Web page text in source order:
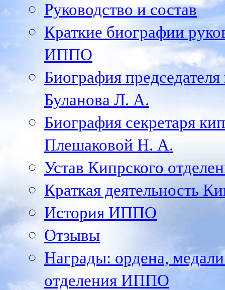
Руководство и состав
Краткие биографии
ИППО
Биография
Буланова Л. А.
Биография секретаря
Плешаковой Н. А.
Устав Кипрского
Краткая деятельность
История ИППО
Отзывы
Награды: ордена,
отделения ИППО